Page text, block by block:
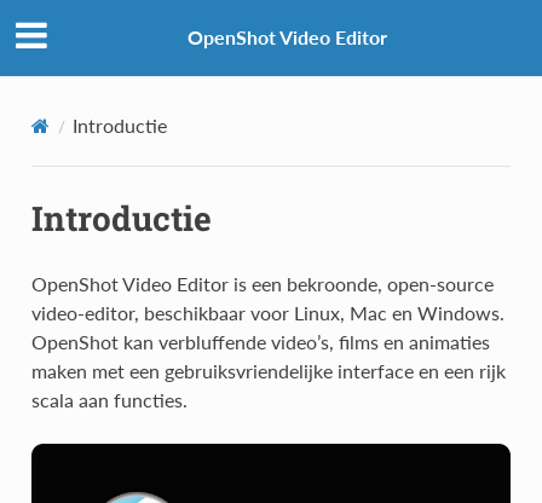
OpenShot Video Editor
Introductie
Introductie
OpenShot Video Editor is een bekroonde, open-source
video-editor, beschikbaar voor Linux, Mac en Windows.
OpenShot kan verbluffende video’s, films en animaties
maken met een gebruiksvriendelijke interface en een rijk
scala aan functies.